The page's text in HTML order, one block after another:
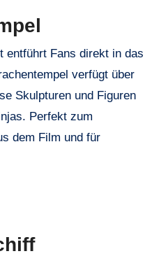
entführt Fans direkt in das
verfügt über
Skulpturen und Figuren
Perfekt zum
dem Film und für